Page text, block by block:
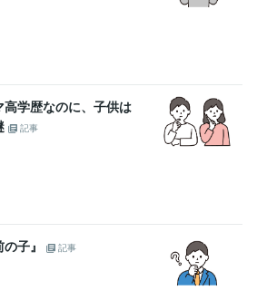
高学歴なのに、子供は
記事
子』
記事